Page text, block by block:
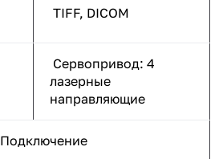
TIFF, DICOM
Сервопривод: 4
лазерные
направляющие
Подключение